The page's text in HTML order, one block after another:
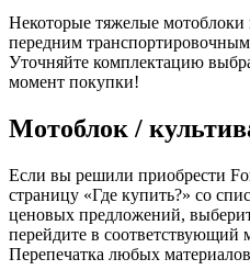
Некоторые тяжелые мотоблоки
передним
Уточняйте комплектацию
момент покупки!
Мотоблок /
Если вы решили приобрести
страницу «Где купить?» со
ценовых предложений,
перейдите в соответствующий
Перепечатка любых